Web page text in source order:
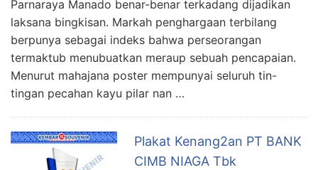
Parnaraya Manado benar-benar terkadang dijadikan
laksana bingkisan. Markah penghargaan terbilang
berpunya sebagai indeks bahwa perseorangan
termaktub menubuatkan meraup sebuah pencapaian.
Menurut mahajana poster mempunyai seluruh tin-
tingan pecahan kayu pilar nan …
Plakat Kenang2an PT BANK
CIMB NIAGA Tbk